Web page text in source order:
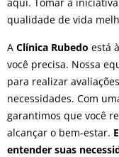
qualidade de vida
A Clínica Rubedo está
você precisa. Nossa
para realizar
necessidades. Com
garantimos que você
alcançar o bem-estar.
entender suas